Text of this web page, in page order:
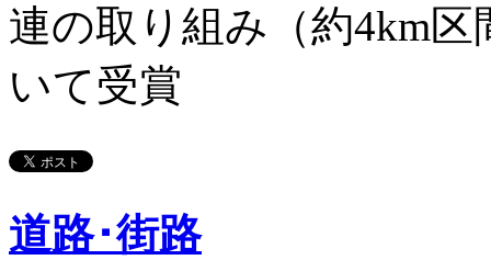
連の取り組み（約4km
いて受賞
道路･街路